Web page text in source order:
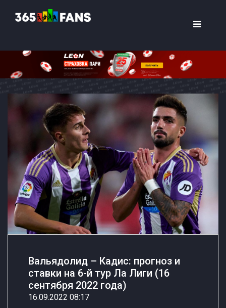
Вальядолид – Кадис: прогноз и
ставки на 6-й тур Ла Лиги (16
сентября 2022 года)
16.09.2022 08:17